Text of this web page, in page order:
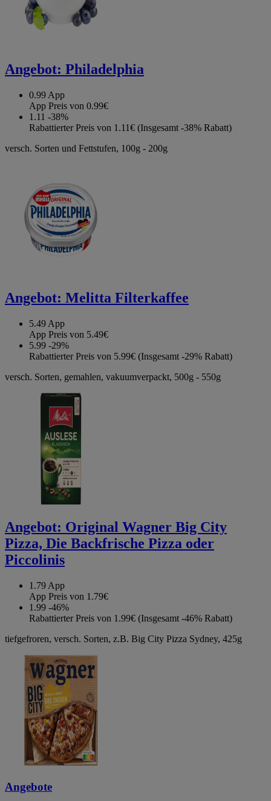
Angebot: Philadelphia
0.99 App
App Preis von 0.99€
1.11 -38%
Rabattierter Preis von 1.11€ (Insgesamt -38% Rabatt)
versch. Sorten und Fettstufen, 100g - 200g
Angebot: Melitta Filterkaffee
5.49 App
App Preis von 5.49€
5.99 -29%
Rabattierter Preis von 5.99€ (Insgesamt -29% Rabatt)
versch. Sorten, gemahlen, vakuumverpackt, 500g - 550g
Angebot: Original Wagner Big City
Pizza, Die Backfrische Pizza oder
Piccolinis
1.79 App
App Preis von 1.79€
1.99 -46%
Rabattierter Preis von 1.99€ (Insgesamt -46% Rabatt)
tiefgefroren, versch. Sorten, z.B. Big City Pizza Sydney, 425g
Angebote